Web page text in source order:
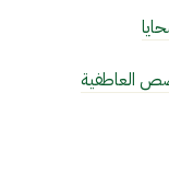
العاطفية